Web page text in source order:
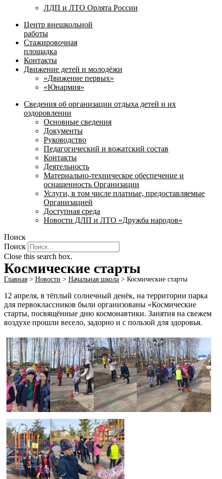
ЛДП и ЛТО Орлята России
Центр внешкольной
работы
Стажировочная
площадка
Контакты
Движение детей и молодёжи
«Движение первых»
«Юнармия»
Сведения об организации отдыха детей и их
оздоровлении
Основные сведения
Документы
Руководство
Педагогический и вожатский состав
Контакты
Деятельность
Материально-техническое обеспечение и
оснащенность Организации
Услуги, в том числе платные, предоставляемые
Организацией
Доступная среда
Новости ДЛП и ЛТО «Дружба народов»
Поиск
Поиск
Close this search box.
Космические старты
Главная > Новости > Начальная школа > Космические старты
12 апреля, в тёплый солнечный денёк, на территории парка
для первоклассников были организованы «Космические
старты, посвящённые дню космонавтики. Занятия на свежем
воздухе прошли весело, задорно и с пользой для здоровья.